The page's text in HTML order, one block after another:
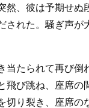
然、彼は予期せぬ
れた。騒ぎ声が
当たられて再び倒
飛び跳ね、座席の
切り裂き、座席の